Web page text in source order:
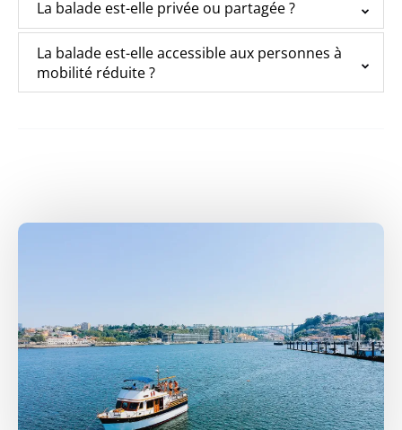
La balade est-elle privée ou partagée ?
La balade est-elle accessible aux personnes à
mobilité réduite ?